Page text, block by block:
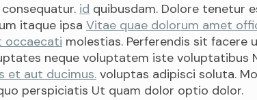
id quibusdam. Dolore tenetur
itaque ipsa Vitae quae dolorum amet
occaecati molestias. Perferendis sit
neque voluptatem iste voluptatibus
et aut ducimus. voluptas adipisci soluta.
perspiciatis Ut quam dolor optio dolor.